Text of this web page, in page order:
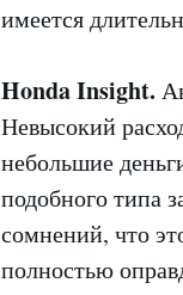
имеется
Honda Insight.
Невысокий
небольшие
подобного типа
сомнений, что
полностью